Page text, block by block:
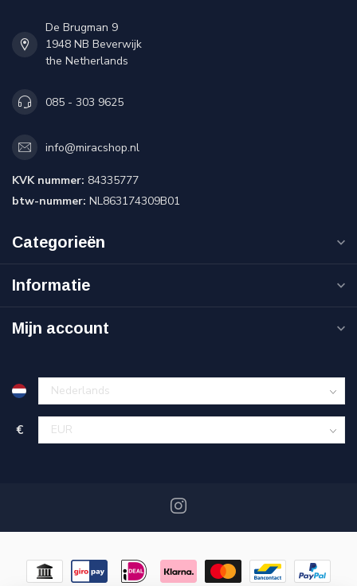
De Brugman 9
1948 NB Beverwijk
the Netherlands
085 - 303 9625
info@miracshop.nl
KVK nummer: 84335777
btw-nummer: NL863174309B01
Categorieën
Informatie
Mijn account
€